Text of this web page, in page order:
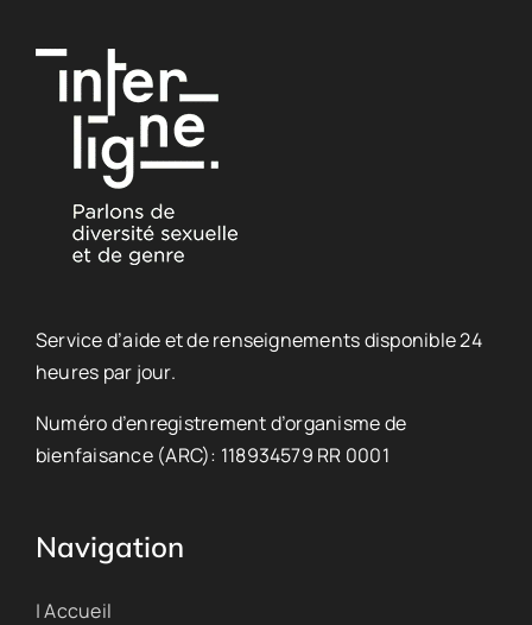
Service d’aide et de renseignements disponible 24
heures par jour.
Numéro d’enregistrement d’organisme de
bienfaisance (ARC): 118934579 RR 0001
Navigation
| Accueil